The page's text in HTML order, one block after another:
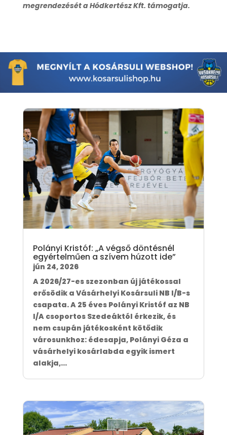
megrendezését a Hódkertész Kft. támogatja.
Polányi Kristóf: „A végső döntésnél
egyértelműen a szívem húzott ide”
jún 24, 2026
A 2026/27-es szezonban új játékossal
erősödik a Vásárhelyi Kosársuli NB I/B-s
csapata. A 25 éves Polányi Kristóf az NB
I/A csoportos Szedeáktól érkezik, és
nem csupán játékosként kötődik
városunkhoz: édesapja, Polányi Géza a
vásárhelyi kosárlabda egyik ismert
alakja,...